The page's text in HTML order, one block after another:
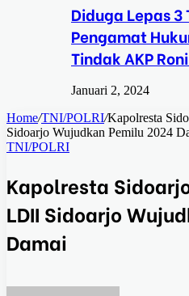
Diduga Lepas 3
Pengamat
Tindak AKP
Januari 2, 2024
Home/TNI/POLRI/Kapolresta
Sidoarjo Wujudkan Pemilu 2024
TNI/POLRI
Kapolresta
LDII Sidoarjo
Damai